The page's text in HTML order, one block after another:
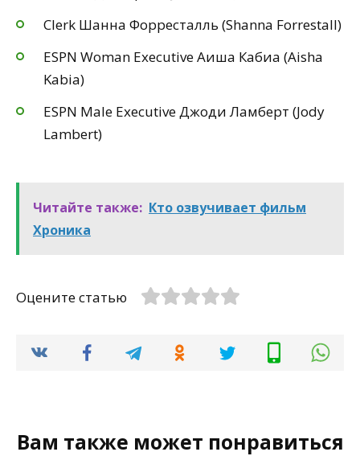
Clerk Шанна Форресталль (Shanna Forrestall)
ESPN Woman Executive Аиша Кабиа (Aisha
Kabia)
ESPN Male Executive Джоди Ламберт (Jody
Lambert)
Читайте также: Кто озвучивает фильм
Хроника
Оцените статью
Вам также может понравиться